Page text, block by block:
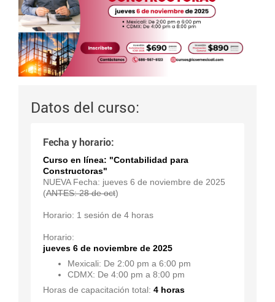
Datos del curso:
Fecha y horario:
Curso en línea: "Contabilidad para
Constructoras"
NUEVA Fecha: jueves 6 de noviembre de 2025
(ANTES: 28 de oct)
Horario: 1 sesión de 4 horas
Horario:
jueves 6 de noviembre de 2025
Mexicali: De 2:00 pm a 6:00 pm
CDMX: De 4:00 pm a 8:00 pm
Horas de capacitación total: 4 horas